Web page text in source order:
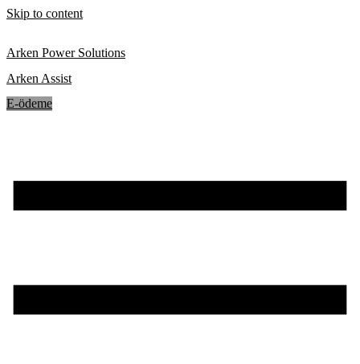
Skip to content
Arken Power Solutions
Arken Assist
E-ödeme